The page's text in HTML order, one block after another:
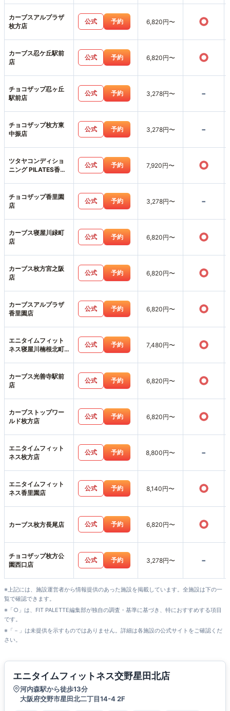
カーブスアルプラザ
枚方店
公式 予約 6,820円〜 ○
カーブス忍ケ丘駅前
店
公式 予約 6,820円〜 ○
チョコザップ忍ヶ丘
駅前店
公式 予約 3,278円〜 -
チョコザップ枚方東
中振店
公式 予約 3,278円〜 -
ツタヤコンディショ
ニング PILATES香里
公式 予約 7,920円〜 ○
チョコザップ香里園
店
公式 予約 3,278円〜 -
カーブス寝屋川緑町
店
公式 予約 6,820円〜 ○
カーブス枚方宮之阪
店
公式 予約 6,820円〜 ○
カーブスアルプラザ
香里園店
公式 予約 6,820円〜 ○
エニタイムフィット
ネス寝屋川楠根北町
公式 予約 7,480円〜 ○
カーブス光善寺駅前
店
公式 予約 6,820円〜 ○
カーブストップワー
ルド枚方店
公式 予約 6,820円〜 ○
エニタイムフィット
ネス枚方店
公式 予約 8,800円〜 -
エニタイムフィット
ネス香里園店
公式 予約 8,140円〜 ○
カーブス枚方長尾店 公式 予約 6,820円〜 ○
チョコザップ枚方公
園西口店
公式 予約 3,278円〜 -
※上記には、施設運営者から情報提供のあった施設を掲載しています。全施設は下の一
覧で確認できます。
※「○」は、FIT PALETTE編集部が独自の調査・基準に基づき、特におすすめする項目
です。
※「－」は未提供を示すものではありません。詳細は各施設の公式サイトをご確認くだ
さい。
エニタイムフィットネス交野星田北店
河内森駅から徒歩13分
大阪府交野市星田北二丁目14-4 2F